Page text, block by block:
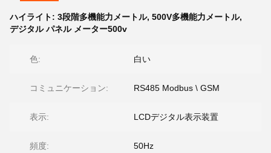
ハイライト: 3段階多機能力メートル, 500V多機能力メートル,
デジタル パネル メーター500v
色: 白い
コミュニケーション: RS485 Modbus \ GSM
表示: LCDデジタル表示装置
頻度: 50Hz